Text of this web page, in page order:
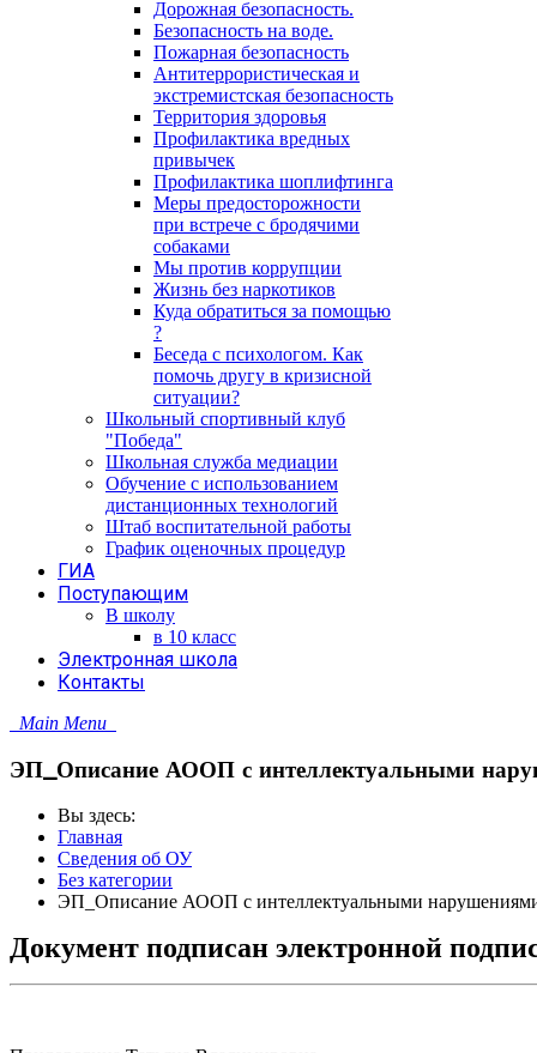
Дорожная безопасность.
Безопасность на воде.
Пожарная безопасность
Антитеррористическая и
экстремистская безопасность
Территория здоровья
Профилактика вредных
привычек
Профилактика шоплифтинга
Меры предосторожности
при встрече с бродячими
собаками
Мы против коррупции
Жизнь без наркотиков
Куда обратиться за помощью
?
Беседа с психологом. Как
помочь другу в кризисной
ситуации?
Школьный спортивный клуб
"Победа"
Школьная служба медиации
Обучение с использованием
дистанционных технологий
Штаб воспитательной работы
График оценочных процедур
ГИА
Поступающим
В школу
в 10 класс
Электронная школа
Контакты
Main Menu
ЭП_Описание АООП с интеллектуальными
Вы здесь:
Главная
Сведения об ОУ
Без категории
ЭП_Описание АООП с интеллектуальными
Документ подписан электронной